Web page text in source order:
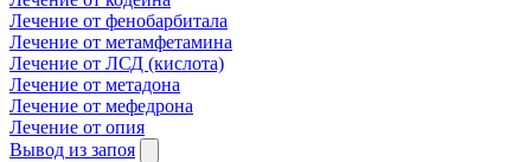
Лечение от фенобарбитала
Лечение от метамфетамина
Лечение от ЛСД (кислота)
Лечение от метадона
Лечение от мефедрона
Лечение от опия
Вывод из запоя